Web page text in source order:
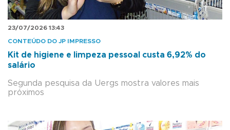
23/07/2026 13:43
CONTEÚDO DO JP IMPRESSO
Kit de higiene e limpeza pessoal custa 6,92% do
salário
Segunda pesquisa da Uergs mostra valores mais
próximos